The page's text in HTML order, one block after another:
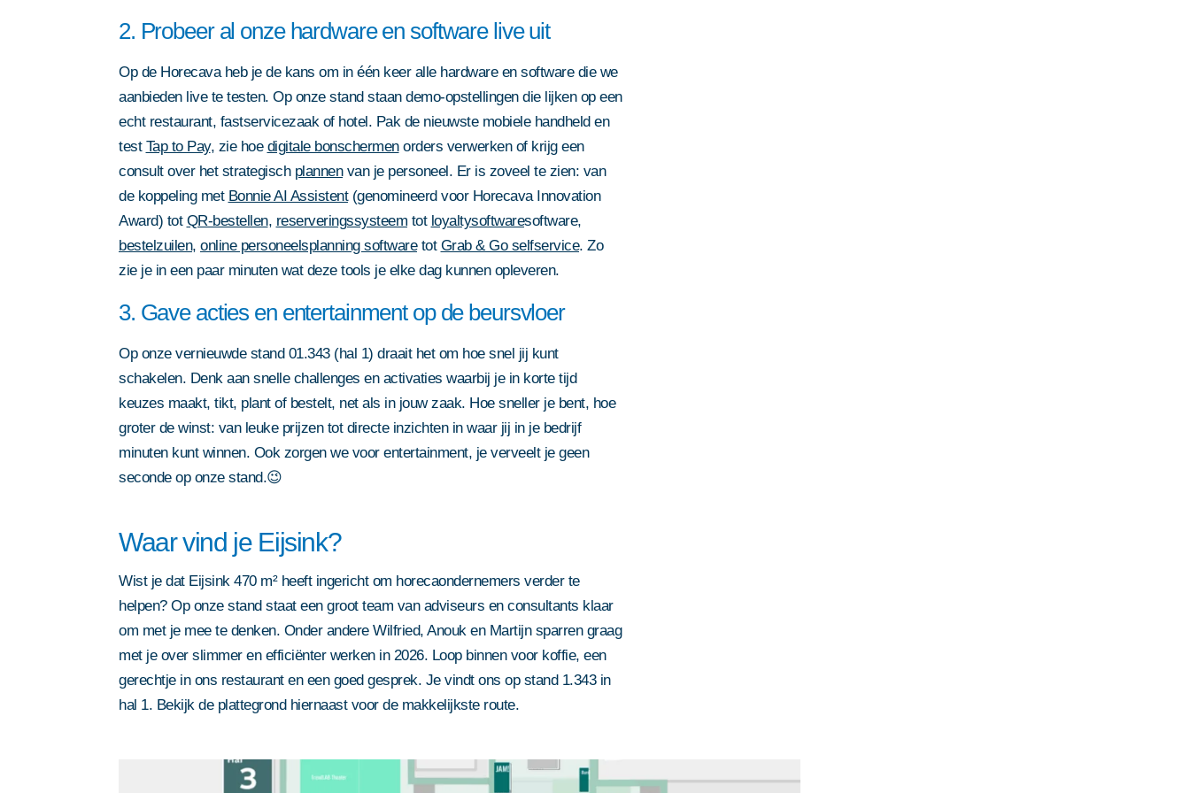
2. Probeer al onze hardware en software live uit
Op de Horecava heb je de kans om in één keer alle hardware en software die we
aanbieden live te testen. Op onze stand staan demo-opstellingen die lijken op een
echt restaurant, fastservicezaak of hotel. Pak de nieuwste mobiele handheld en
test Tap to Pay, zie hoe digitale bonschermenorders verwerken of krijg een
consult over het strategisch plannenvan je personeel. Er is zoveel te zien: van
de koppeling met Bonnie AI Assistent(genomineerd voor Horecava Innovation
Award) tot QR-bestellen, reserveringssysteem tot loyaltysoftwaresoftware,
bestelzuilen, online personeelsplanning softwaretot Grab & Go selfservice. Zo
zie je in een paar minuten wat deze tools je elke dag kunnen opleveren.
3. Gave acties en entertainment op de beursvloer
Op onze vernieuwde stand 01.343 (hal 1) draait het om hoe snel jij kunt
schakelen. Denk aan snelle challenges en activaties waarbij je in korte tijd
keuzes maakt, tikt, plant of bestelt, net als in jouw zaak. Hoe sneller je bent, hoe
groter de winst: van leuke prijzen tot directe inzichten in waar jij in je bedrijf
minuten kunt winnen. Ook zorgen we voor entertainment, je verveelt je geen
seconde op onze stand.😉
Waar vind je Eijsink?
Wist je dat Eijsink 470 m² heeft ingericht om horecaondernemers verder te
helpen? Op onze stand staat een groot team van adviseurs en consultants klaar
om met je mee te denken. Onder andere Wilfried, Anouk en Martijn sparren graag
met je over slimmer en efficiënter werken in 2026. Loop binnen voor koffie, een
gerechtje in ons restaurant en een goed gesprek. Je vindt ons op stand 1.343 in
hal 1. Bekijk de plattegrond hiernaast voor de makkelijkste route.